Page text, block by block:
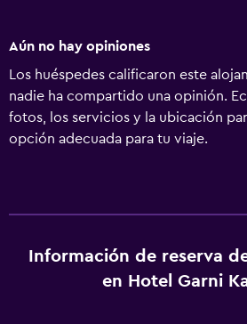
Aún no hay opiniones
Los huéspedes calificaron este
nadie ha compartido una opinión.
fotos, los servicios y la ubicación
opción adecuada para tu viaje.
Información de reserva
en Hotel Garni